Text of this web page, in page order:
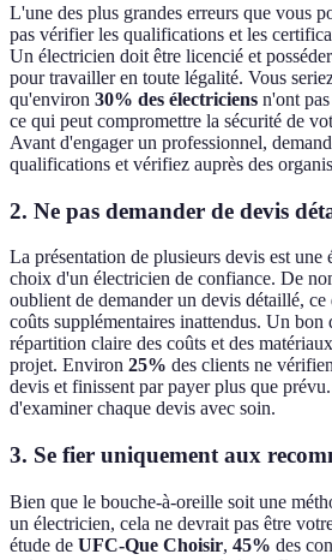
L'une des plus grandes erreurs que vous
pas vérifier les qualifications et les
Un électricien doit être licencié et
pour travailler en toute légalité. Vous
qu'environ 30% des électriciens n'ont
ce qui peut compromettre la sécurité de
Avant d'engager un professionnel,
qualifications et vérifiez auprès des
2. Ne pas demander de devis
La présentation de plusieurs devis est une
choix d'un électricien de confiance. De
oublient de demander un devis détaillé,
coûts supplémentaires inattendus. Un
répartition claire des coûts et des
projet. Environ 25% des clients ne
devis et finissent par payer plus que
d'examiner chaque devis avec soin.
3. Se fier uniquement aux
Bien que le bouche-à-oreille soit une
un électricien, cela ne devrait pas être
étude de UFC-Que Choisir, 45% des